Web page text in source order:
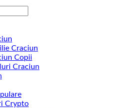
Craciun
Copii
Craciun
Crypto